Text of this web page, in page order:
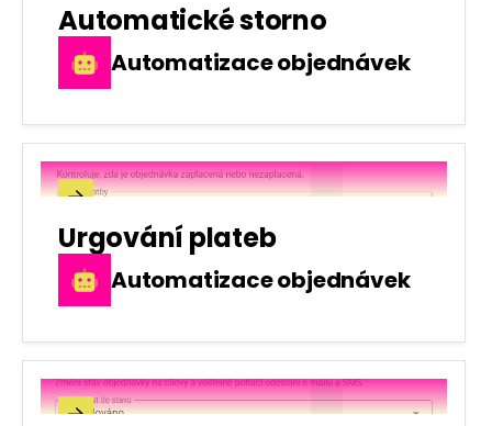
Automatické storno
Automatizace objednávek

Urgování plateb
Automatizace objednávek
